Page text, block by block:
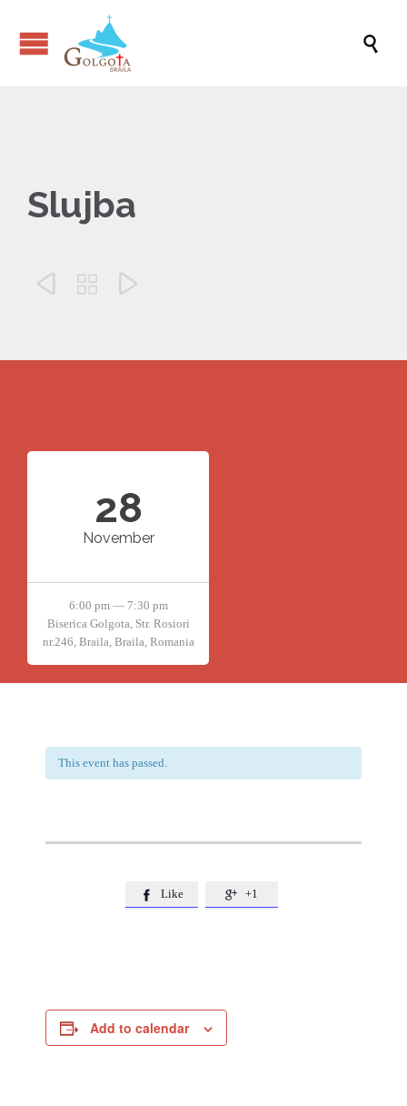

Slujba
  
28
November
6:00 pm — 7:30 pm
Biserica Golgota, Str. Rosiori
nr.246, Braila, Braila, Romania
This event has passed.
 Like  +1
Add to calendar